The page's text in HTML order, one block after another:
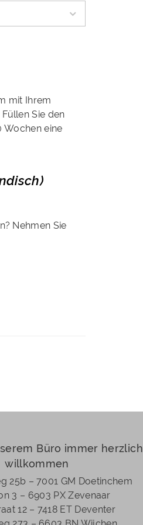
mit Ihrem
Sie den
Wochen eine
Nehmen Sie
Büro immer herzlich
willkommen
25b – 7001 GM Doetinchem
3 – 6903 PX Zevenaar
12 – 7418 ET Deventer